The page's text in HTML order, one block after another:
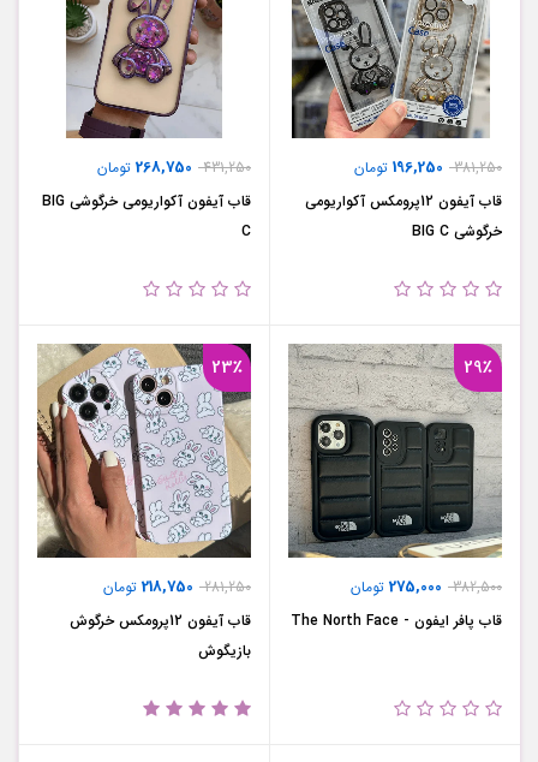
381,250
196,250 تومان
قاب آیفون 12پرومکس آکواریومی
خرگوشی BIG C
431,250
268,750 تومان
قاب آیفون آکواریومی خرگوشی BIG
C
29٪
382,500
275,000 تومان
قاب پافر ایفون - The North Face
23٪
281,250
218,750 تومان
قاب آیفون 12پرومکس خرگوش
بازیگوش